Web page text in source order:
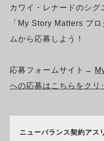
カワイ・レナードのシグ
「My Story Matters プ
ムから応募しよう！
応募フォームサイト→
への応募はこちらをクリ
ニューバランス契約アス